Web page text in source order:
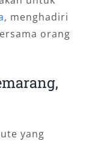
, menghadiri
orang
yang